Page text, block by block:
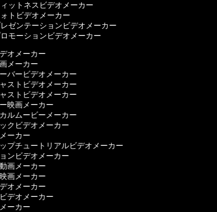
ットネスビデオメーカー
トビデオメーカー
ゼンテーションビデオメーカー
モーションビデオメーカー
オメーカー
メーカー
ーバービデオメーカー
ャストビデオメーカー
ャストビデオメーカー
映画メーカー
カルムービーメーカー
クビデオメーカー
ーカー
ップチュートリアルビデオメーカー
ンビデオメーカー
画メーカー
画メーカー
オメーカー
デオメーカー
ーカー